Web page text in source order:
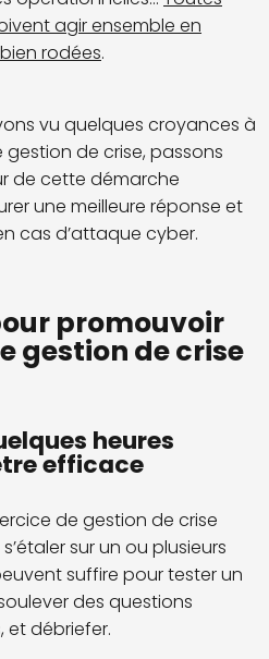
agir ensemble en
rodées.
vu quelques croyances à
de crise, passons
de cette démarche
une meilleure réponse et
cas d’attaque cyber.
promouvoir
gestion de crise
heures
efficace
de gestion de crise
sur un ou plusieurs
suffire pour tester un
des questions
et débriefer.